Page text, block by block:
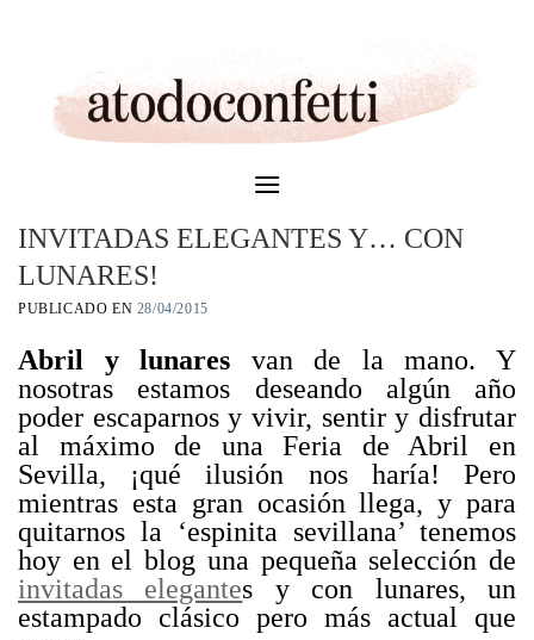
INVITADAS ELEGANTES Y… CON
LUNARES!
PUBLICADO EN 28/04/2015
Abril y lunares van de la mano. Y
nosotras estamos deseando algún año
poder escaparnos y vivir, sentir y disfrutar
al máximo de una Feria de Abril en
Sevilla, ¡qué ilusión nos haría! Pero
mientras esta gran ocasión llega, y para
quitarnos la ‘espinita sevillana’ tenemos
hoy en el blog una pequeña selección de
invitadas elegantes y con lunares, un
estampado clásico pero más actual que